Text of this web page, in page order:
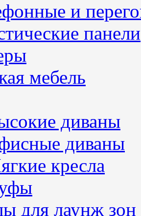
и
панели
мебель
диваны
диваны
кресла
для лаунж зон